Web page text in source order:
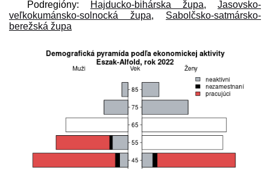
Podregióny:
Hajducko-bihárska župa, Jasovsko-
veľkokumánsko-solnocká župa, Sabolčsko-satmársko-
berežská župa